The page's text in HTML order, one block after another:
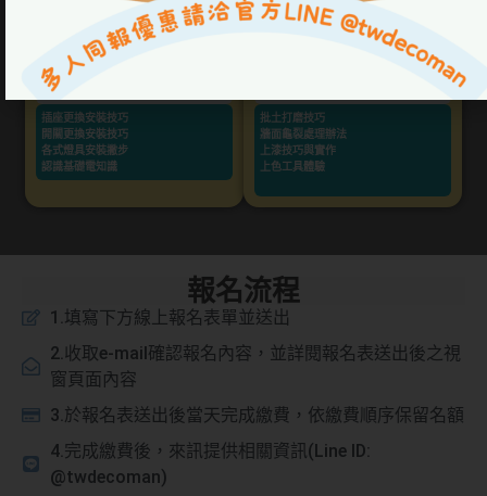
插座更換安裝技巧
開關更換安裝技巧
各式燈具安裝撇步
認識基礎電知識
批土打磨技巧
牆面龜裂處理辦法
上漆技巧與實作
上色工具體驗
報名流程
1.填寫下方線上報名表單並送出
2.收取e-mail確認報名內容，並詳閱報名表送出後之視
窗頁面內容
3.於報名表送出後當天完成繳費，依繳費順序保留名額
4.完成繳費後，來訊提供相關資訊(Line ID:
@twdecoman)